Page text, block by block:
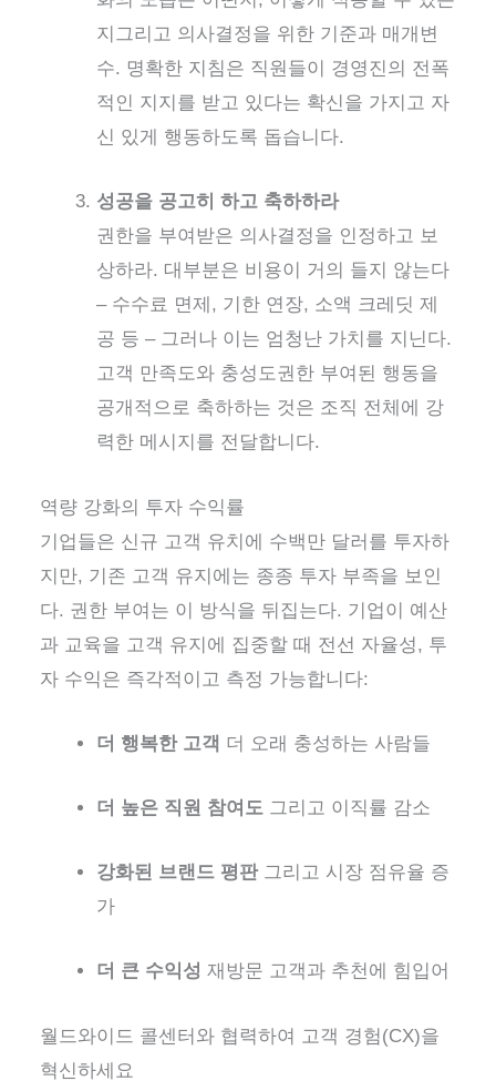
지 그리고 의사결정을 위한 기준과 매개변
수. 명확한 지침은 직원들이 경영진의 전폭
적인 지지를 받고 있다는 확신을 가지고 자
신 있게 행동하도록 돕습니다.
성공을 공고히 하고 축하하라
권한을 부여받은 의사결정을 인정하고 보
상하라. 대부분은 비용이 거의 들지 않는다
– 수수료 면제, 기한 연장, 소액 크레딧 제
공 등 – 그러나 이는 엄청난 가치를 지닌다.
고객 만족도와 충성도권한 부여된 행동을
공개적으로 축하하는 것은 조직 전체에 강
력한 메시지를 전달합니다.
역량 강화의 투자 수익률
기업들은 신규 고객 유치에 수백만 달러를 투자하
지만, 기존 고객 유지에는 종종 투자 부족을 보인
다. 권한 부여는 이 방식을 뒤집는다. 기업이 예산
과 교육을 고객 유지에 집중할 때 전선 자율성, 투
자 수익은 즉각적이고 측정 가능합니다:
더 행복한 고객 더 오래 충성하는 사람들
더 높은 직원 참여도 그리고 이직률 감소
강화된 브랜드 평판그리고 시장 점유율 증
가
더 큰 수익성 재방문 고객과 추천에 힘입어
월드와이드 콜센터와 협력하여 고객 경험(CX)을
혁신하세요